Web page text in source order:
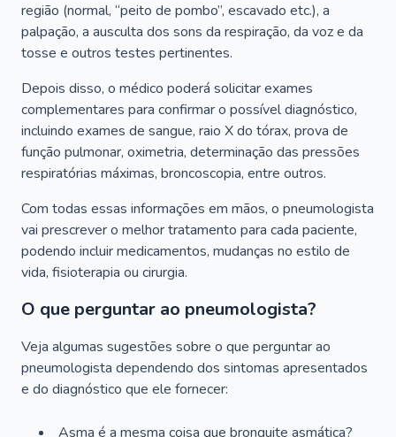
região (normal, “peito de pombo”, escavado etc.), a
palpação, a ausculta dos sons da respiração, da voz e da
tosse e outros testes pertinentes.
Depois disso, o médico poderá solicitar exames
complementares para confirmar o possível diagnóstico,
incluindo exames de sangue, raio X do tórax, prova de
função pulmonar, oximetria, determinação das pressões
respiratórias máximas, broncoscopia, entre outros.
Com todas essas informações em mãos, o pneumologista
vai prescrever o melhor tratamento para cada paciente,
podendo incluir medicamentos, mudanças no estilo de
vida, fisioterapia ou cirurgia.
O que perguntar ao pneumologista?
Veja algumas sugestões sobre o que perguntar ao
pneumologista dependendo dos sintomas apresentados
e do diagnóstico que ele fornecer:
Asma é a mesma coisa que bronquite asmática?